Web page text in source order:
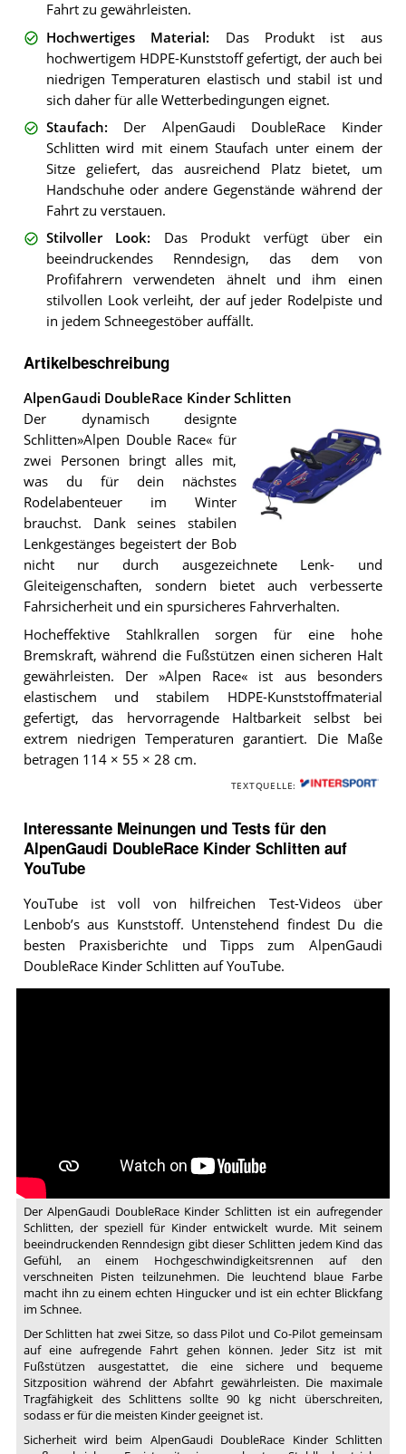
Fahrt zu gewährleisten.
Hochwertiges Material: Das Produkt ist aus
hochwertigem HDPE-Kunststoff gefertigt, der auch bei
niedrigen Temperaturen elastisch und stabil ist und
sich daher für alle Wetterbedingungen eignet.
Staufach: Der AlpenGaudi DoubleRace Kinder
Schlitten wird mit einem Staufach unter einem der
Sitze geliefert, das ausreichend Platz bietet, um
Handschuhe oder andere Gegenstände während der
Fahrt zu verstauen.
Stilvoller Look: Das Produkt verfügt über ein
beeindruckendes Renndesign, das dem von
Profifahrern verwendeten ähnelt und ihm einen
stilvollen Look verleiht, der auf jeder Rodelpiste und
in jedem Schneegestöber auffällt.
Artikelbeschreibung
AlpenGaudi DoubleRace Kinder Schlitten
AlpenGaudi
DoubleRace
Schlitten.
Der dynamisch designte
Schlitten»Alpen Double Race« für
zwei Personen bringt alles mit,
was du für dein nächstes
Rodelabenteuer im Winter
brauchst. Dank seines stabilen
Lenkgestänges begeistert der Bob
nicht nur durch ausgezeichnete Lenk- und
Gleiteigenschaften, sondern bietet auch verbesserte
Fahrsicherheit und ein spursicheres Fahrverhalten.
Hocheffektive Stahlkrallen sorgen für eine hohe
Bremskraft, während die Fußstützen einen sicheren Halt
gewährleisten. Der »Alpen Race« ist aus besonders
elastischem und stabilem HDPE-Kunststoffmaterial
gefertigt, das hervorragende Haltbarkeit selbst bei
extrem niedrigen Temperaturen garantiert. Die Maße
betragen 114 × 55 × 28 cm.
TEXTQUELLE:
Interessante Meinungen und Tests für den
AlpenGaudi DoubleRace Kinder Schlitten auf
YouTube
YouTube ist voll von hilfreichen Test-Videos über
Lenbob’s aus Kunststoff. Untenstehend findest Du die
besten Praxisberichte und Tipps zum AlpenGaudi
DoubleRace Kinder Schlitten auf YouTube.
Der AlpenGaudi DoubleRace Kinder Schlitten ist ein aufregender
Schlitten, der speziell für Kinder entwickelt wurde. Mit seinem
beeindruckenden Renndesign gibt dieser Schlitten jedem Kind das
Gefühl, an einem Hochgeschwindigkeitsrennen auf den
verschneiten Pisten teilzunehmen. Die leuchtend blaue Farbe
macht ihn zu einem echten Hingucker und ist ein echter Blickfang
im Schnee.
Der Schlitten hat zwei Sitze, so dass Pilot und Co-Pilot gemeinsam
auf eine aufregende Fahrt gehen können. Jeder Sitz ist mit
Fußstützen ausgestattet, die eine sichere und bequeme
Sitzposition während der Abfahrt gewährleisten. Die maximale
Tragfähigkeit des Schlittens sollte 90 kg nicht überschreiten,
sodass er für die meisten Kinder geeignet ist.
Sicherheit wird beim AlpenGaudi DoubleRace Kinder Schlitten